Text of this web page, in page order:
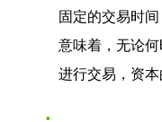
固定的交易时
意味着，无论
进行交易，资本